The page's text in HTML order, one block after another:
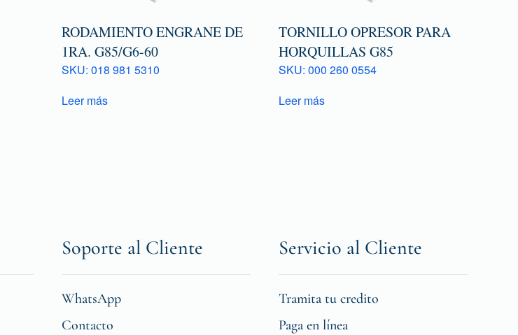
RODAMIENTO ENGRANE DE
1RA. G85/G6-60
SKU: 018 981 5310
Leer más
TORNILLO OPRESOR PARA
HORQUILLAS G85
SKU: 000 260 0554
Leer más
Soporte al Cliente
WhatsApp
Contacto
Servicio al Cliente
Tramita tu credito
Paga en línea